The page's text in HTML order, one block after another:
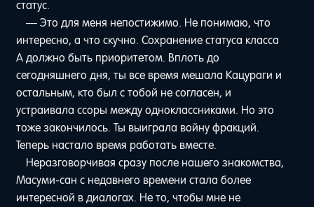
статус.
— Это для меня непостижимо. Не понимаю, что
интересно, а что скучно. Сохранение статуса класса
А должно быть приоритетом. Вплоть до
сегодняшнего дня, ты все время мешала Кацураги и
остальным, кто был с тобой не согласен, и
устраивала ссоры между одноклассниками. Но это
тоже закончилось. Ты выиграла войну фракций.
Теперь настало время работать вместе.
Неразговорчивая сразу после нашего знакомства,
Масуми-сан с недавнего времени стала более
интересной в диалогах. Не то, чтобы мне не